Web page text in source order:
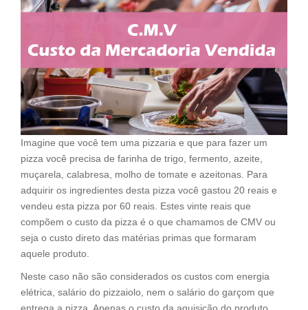
Imagine que você tem uma pizzaria e que para fazer um
pizza você precisa de farinha de trigo, fermento, azeite,
muçarela, calabresa, molho de tomate e azeitonas. Para
adquirir os ingredientes desta pizza você gastou 20 reais e
vendeu esta pizza por 60 reais. Estes vinte reais que
compõem o custo da pizza é o que chamamos de CMV ou
seja o custo direto das matérias primas que formaram
aquele produto.
Neste caso não são considerados os custos com energia
elétrica, salário do pizzaiolo, nem o salário do garçom que
entrega a pizza. Apenas o custo da aquisição do produto.